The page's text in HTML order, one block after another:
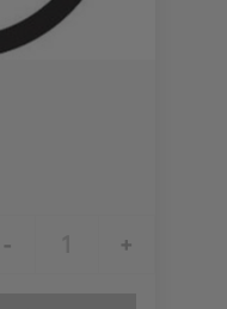
-
+